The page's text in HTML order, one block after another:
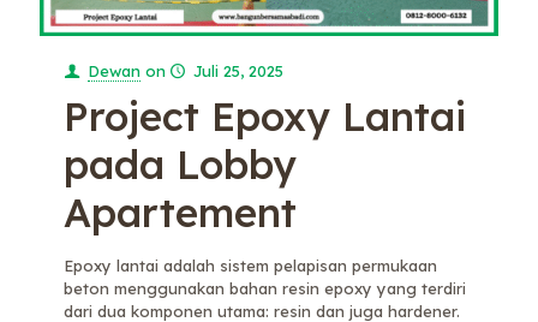
Dewan on Juli 25, 2025
Project Epoxy Lantai
pada Lobby
Apartement
Epoxy lantai adalah sistem pelapisan permukaan
beton menggunakan bahan resin epoxy yang terdiri
dari dua komponen utama: resin dan juga hardener.